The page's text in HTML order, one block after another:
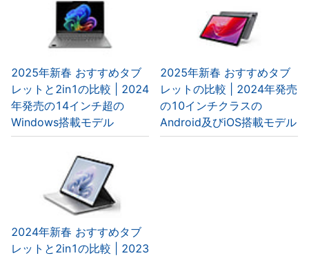
2025年新春 おすすめタブ
レットと2in1の比較 | 2024
年発売の14インチ超の
Windows搭載モデル
2025年新春 おすすめタブ
レットの比較 | 2024年発売
の10インチクラスの
Android及びiOS搭載モデル
2024年新春 おすすめタブ
レットと2in1の比較 | 2023